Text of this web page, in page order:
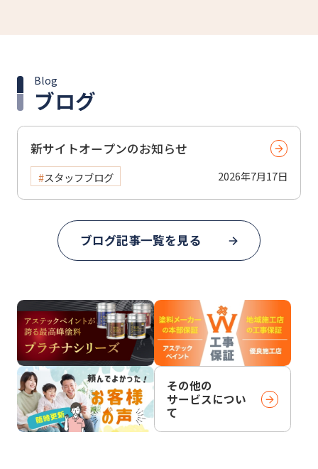
ブログ
Blog
2026年7月17日
新サイトオープンのお知らせ
スタッフブログ
ブログ記事一覧を見る
その他の
サービスについ
て